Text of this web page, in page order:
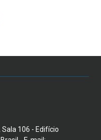
106 - Edifício